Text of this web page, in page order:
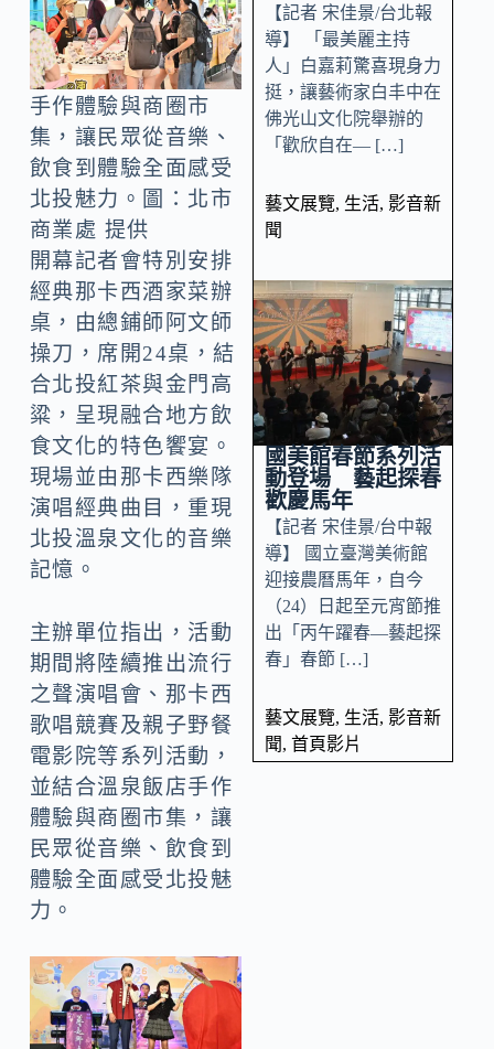
手作體驗與商圈市
集，讓民眾從音樂、
飲食到體驗全面感受
北投魅力。圖：北市
商業處 提供
開幕記者會特別安排
經典那卡西酒家菜辦
桌，由總鋪師阿文師
操刀，席開24桌，結
合北投紅茶與金門高
粱，呈現融合地方飲
食文化的特色饗宴。
現場並由那卡西樂隊
演唱經典曲目，重現
北投溫泉文化的音樂
記憶。
主辦單位指出，活動
期間將陸續推出流行
之聲演唱會、那卡西
歌唱競賽及親子野餐
電影院等系列活動，
並結合溫泉飯店手作
體驗與商圈市集，讓
民眾從音樂、飲食到
體驗全面感受北投魅
力。
【記者 宋佳景/台北報
導】 「最美麗主持
人」白嘉莉驚喜現身力
挺，讓藝術家白丰中在
佛光山文化院舉辦的
「歡欣自在— […]
藝文展覽, 生活, 影音新
聞
國美館春節系列活
動登場 藝起探春
歡慶馬年
【記者 宋佳景/台中報
導】 國立臺灣美術館
迎接農曆馬年，自今
（24）日起至元宵節推
出「丙午躍春—藝起探
春」春節 […]
藝文展覽, 生活, 影音新
聞, 首頁影片